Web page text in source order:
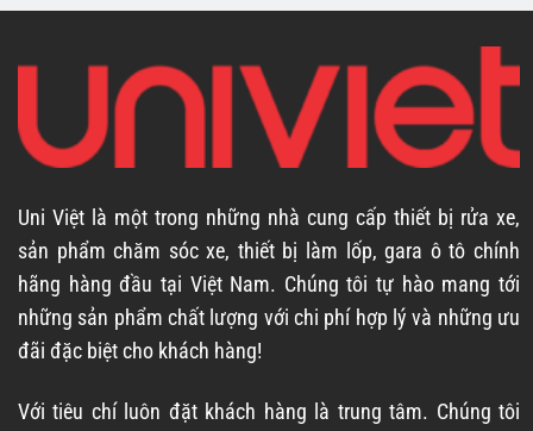
Uni Việt là một trong những nhà cung cấp thiết bị rửa xe,
sản phẩm chăm sóc xe, thiết bị làm lốp, gara ô tô chính
hãng hàng đầu tại Việt Nam. Chúng tôi tự hào mang tới
những sản phẩm chất lượng với chi phí hợp lý và những ưu
đãi đặc biệt cho khách hàng!
Với tiêu chí luôn đặt khách hàng là trung tâm. Chúng tôi